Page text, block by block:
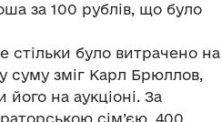
за 100 рублів, що було
стільки було витрачено на
суму зміг Карл Брюллов,
на аукціоні. За
сім’єю. 400